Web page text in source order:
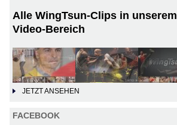
Alle WingTsun-Clips in unserem
Video-Bereich
JETZT ANSEHEN
FACEBOOK